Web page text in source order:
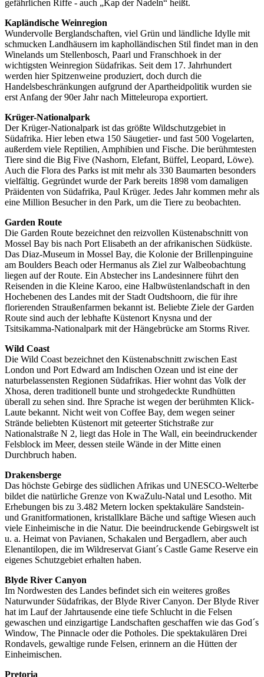
gefährlichen Riffe - auch „Kap der Nadeln“ heißt.
Kapländische Weinregion
Wundervolle Berglandschaften, viel Grün und ländliche Idylle mit
schmucken Landhäusern im kapholländischen Stil findet man in den
Winelands um Stellenbosch, Paarl und Franschhoek in der
wichtigsten Weinregion Südafrikas. Seit dem 17. Jahrhundert
werden hier Spitzenweine produziert, doch durch die
Handelsbeschränkungen aufgrund der Apartheidpolitik wurden sie
erst Anfang der 90er Jahr nach Mitteleuropa exportiert.
Krüger-Nationalpark
Der Krüger-Nationalpark ist das größte Wildschutzgebiet in
Südafrika. Hier leben etwa 150 Säugetier- und fast 500 Vogelarten,
außerdem viele Reptilien, Amphibien und Fische. Die berühmtesten
Tiere sind die Big Five (Nashorn, Elefant, Büffel, Leopard, Löwe).
Auch die Flora des Parks ist mit mehr als 330 Baumarten besonders
vielfältig. Gegründet wurde der Park bereits 1898 vom damaligen
Präidenten von Südafrika, Paul Krüger. Jedes Jahr kommen mehr als
eine Million Besucher in den Park, um die Tiere zu beobachten.
Garden Route
Die Garden Route bezeichnet den reizvollen Küstenabschnitt von
Mossel Bay bis nach Port Elisabeth an der afrikanischen Südküste.
Das Diaz-Museum in Mossel Bay, die Kolonie der Brillenpinguine
am Boulders Beach oder Hermanus als Ziel zur Walbeobachtung
liegen auf der Route. Ein Abstecher ins Landesinnere führt den
Reisenden in die Kleine Karoo, eine Halbwüstenlandschaft in den
Hochebenen des Landes mit der Stadt Oudtshoorn, die für ihre
florierenden Straußenfarmen bekannt ist. Beliebte Ziele der Garden
Route sind auch der lebhafte Küstenort Knysna und der
Tsitsikamma-Nationalpark mit der Hängebrücke am Storms River.
Wild Coast
Die Wild Coast bezeichnet den Küstenabschnitt zwischen East
London und Port Edward am Indischen Ozean und ist eine der
naturbelassensten Regionen Südafrikas. Hier wohnt das Volk der
Xhosa, deren traditionell bunte und strohgedeckte Rundhütten
überall zu sehen sind. Ihre Sprache ist wegen der berühmten Klick-
Laute bekannt. Nicht weit von Coffee Bay, dem wegen seiner
Strände beliebten Küstenort mit geteerter Stichstraße zur
Nationalstraße N 2, liegt das Hole in The Wall, ein beeindruckender
Felsblock im Meer, dessen steile Wände in der Mitte einen
Durchbruch haben.
Drakensberge
Das höchste Gebirge des südlichen Afrikas und UNESCO-Welterbe
bildet die natürliche Grenze von KwaZulu-Natal und Lesotho. Mit
Erhebungen bis zu 3.482 Metern locken spektakuläre Sandstein-
und Granitformationen, kristallklare Bäche und saftige Wiesen auch
viele Einheimische in die Natur. Die beeindruckende Gebirgswelt ist
u. a. Heimat von Pavianen, Schakalen und Bergadlern, aber auch
Elenantilopen, die im Wildreservat Giant´s Castle Game Reserve ein
eigenes Schutzgebiet erhalten haben.
Blyde River Canyon
Im Nordwesten des Landes befindet sich ein weiteres großes
Naturwunder Südafrikas, der Blyde River Canyon. Der Blyde River
hat im Lauf der Jahrtausende eine tiefe Schlucht in die Felsen
gewaschen und einzigartige Landschaften geschaffen wie das God´s
Window, The Pinnacle oder die Potholes. Die spektakulären Drei
Rondavels, gewaltige runde Felsen, erinnern an die Hütten der
Einheimischen.
Pretoria